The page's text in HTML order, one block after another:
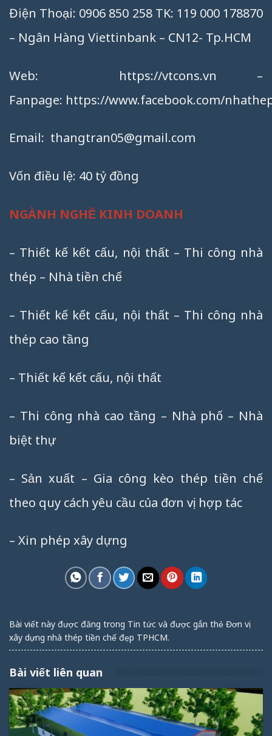
Điện Thoại: 0906 850 258 TK: 119 000 178870
– Ngân Hàng Viettinbank – CN12- Tp.HCM
Web: https://vtcons.vn –
Fanpage: https://www.facebook.com/
Email: thangtran05@gmail.com
Vốn điều lệ: 40 tỷ đồng
NGÀNH NGHỀ KINH DOANH
– Thiết kế kết cấu, nội thất – Thi công nhà
thép – Nhà tiền chế
– Thiết kế kết cấu, nội thất – Thi công nhà
thép cao tầng
– Thiết kế kết cấu, nội thất
– Thi công nhà cao tầng – Nhà phố – Nhà
biệt thự
– Sản xuất – Gia công kèo thép tiền chế
theo quy cách yêu cầu của đơn vị hợp tác
– Xin phép xây dựng
Bài viết này được đăng trong Tin tức và được gắn thẻ Đơn vị
xây dựng nhà thép tiền chế đẹp TPHCM.
Bài viết liên quan